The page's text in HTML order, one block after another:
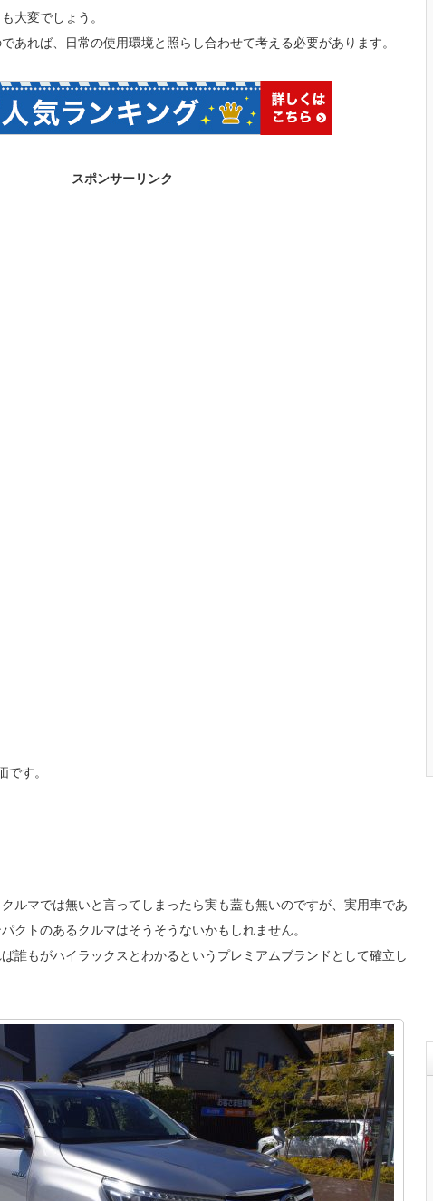
大変でしょう。
あれば、日常の使用環境と照らし合わせて考える必要があります。
スポンサーリンク
です。
ルマでは無いと言ってしまったら実も蓋も無いのですが、実用車であ
クトのあるクルマはそうそうないかもしれません。
誰もがハイラックスとわかるというプレミアムブランドとして確立し